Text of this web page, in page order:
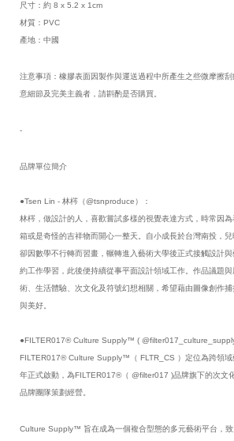
尺寸：約 8 x 5.2 x 1cm
材質：PVC
產地：中國
注意事項：橡膠表面因製作與運送過程中所產生之些微摩擦
意細節及完美主義者，請斟酌是否購買。
-
品牌單位簡介
●Tsen Lin - 林梣（@tsnproduce）：
林梣，做設計的人，喜歡嘗試多樣的視覺表達方式，時常因
箱或是奇怪的吉祥物而開心一整天。自小成長於台灣南投，兒
卻因數學不行轉而習畫，輾轉進入藝術大學後正式接觸設計
約工作學習，此後便持續從事平面設計領域工作。作品議題
術、生活體驗、次文化及符號幻想相關，希望藉由圖像創作
與美好。
●FILTER017® Culture Supply™ ( @filter017_culture_supply
FILTER017® Culture Supply™（ FLTR_CS ）定位為跨領域
年正式啟動，為FILTER017®（ @filter017 )品牌旗下的次文
品牌團隊策劃經營。
Culture Supply™ 旨在成為一個複合型態的多元藝術平台，